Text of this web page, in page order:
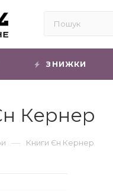
ЗНИЖКИ
Кернер
— Книги Єн Кернер